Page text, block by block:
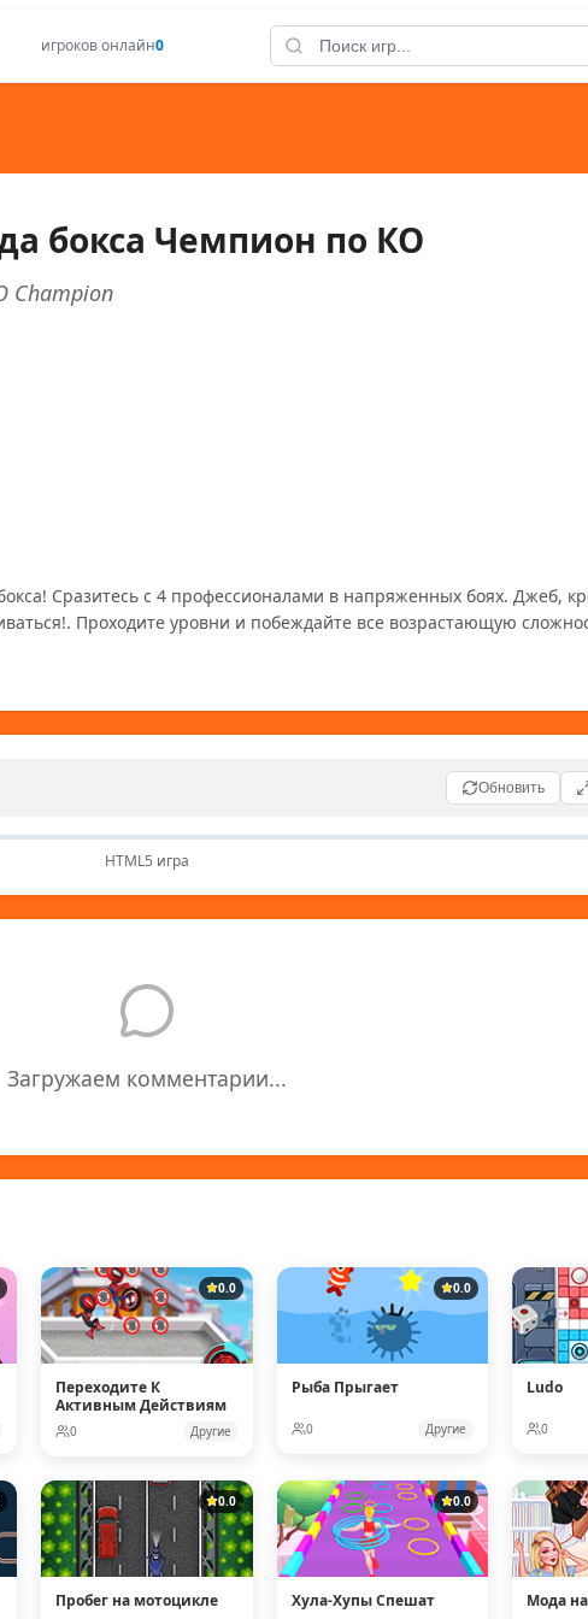
игроков онлайн0
бокса Чемпион по КО
Champion
Сразитесь с 4 профессионалами в напряженных боях. Джеб,
Проходите уровни и побеждайте все возрастающую
Обновить
HTML5 игра
Загружаем комментарии...
0.0
Переходите К
Активным Действиям
0 Другие
0.0
Рыба Прыгает
0 Другие
Ludo
0
0.0
Пробег на мотоцикле
0.0
Хула-Хупы Спешат Мода